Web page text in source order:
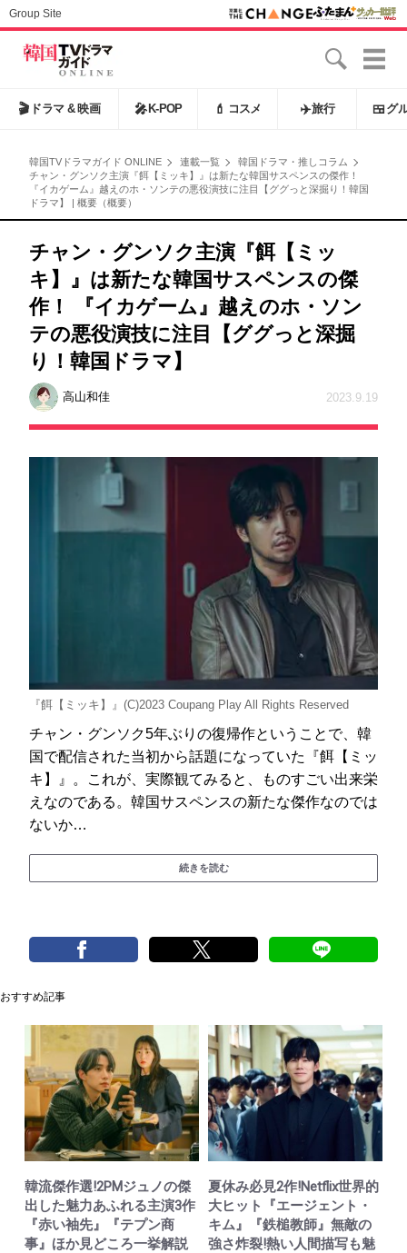
Group Site
🎬 ドラマ & 映画 🎤 K-POP 💄 コスメ ✈️旅行 🍱 グ
韓国TVドラマガイド ONLINE 連載一覧
韓国ドラマ・推しコラム
チャン・グンソク主演『餌【ミッキ】』は新たな韓国サスペンスの傑作！
『イカゲーム』越えのホ・ソンテの悪役演技に注目【ググっと深掘り！韓国
ドラマ】 | 概要（概要）
チャン・グンソク主演『餌【ミッ
キ】』は新たな韓国サスペンスの傑
作！ 『イカゲーム』越えのホ・ソン
テの悪役演技に注目【ググっと深掘
り！韓国ドラマ】
高山和佳 2023.9.19
『餌【ミッキ】』(C)2023 Coupang Play All Rights Reserved
チャン・グンソク5年ぶりの復帰作ということで、韓
国で配信された当初から話題になっていた『餌【ミッ
キ】』。これが、実際観てみると、ものすごい出来栄
えなのである。韓国サスペンスの新たな傑作なのでは
ないか…
続きを読む
おすすめ記事
韓流傑作選!2PMジュノの傑
出した魅力あふれる主演3作
『赤い袖先』『テプン商
事』ほか見どころ一挙解説
夏休み必見2作!Netflix世界的
大ヒット『エージェント・
キム』『鉄槌教師』無敵の
強さ炸裂!熱い人間描写も魅